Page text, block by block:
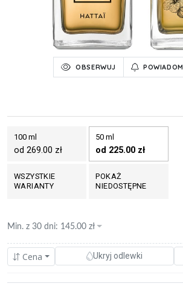
OBSERWUJ POWIADOM
100 ml
od 269.00 zł
50 ml
od 225.00 zł
WSZYSTKIE
WARIANTY
POKAŻ
NIEDOSTĘPNE
Cena Ukryj odlewki
Min. z 30 dni: 145.00 zł